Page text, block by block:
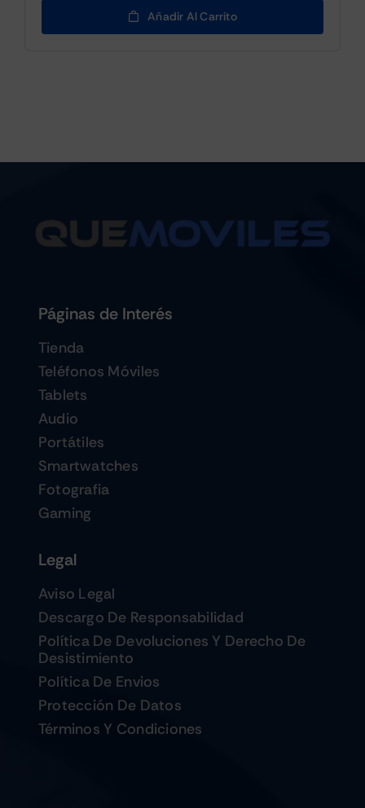
Añadir Al Carrito
Páginas de Interés
Tienda
Teléfonos Móviles
Tablets
Audio
Portátiles
Smartwatches
Fotografia
Gaming
Legal
Aviso Legal
Descargo De Responsabilidad
Política De Devoluciones Y Derecho De
Desistimiento
Política De Envios
Protección De Datos
Términos Y Condiciones